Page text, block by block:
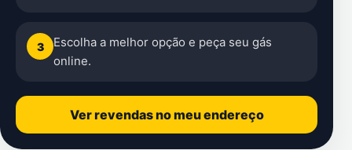
3
Escolha a melhor opção e peça seu gás
online.
Ver revendas no meu endereço